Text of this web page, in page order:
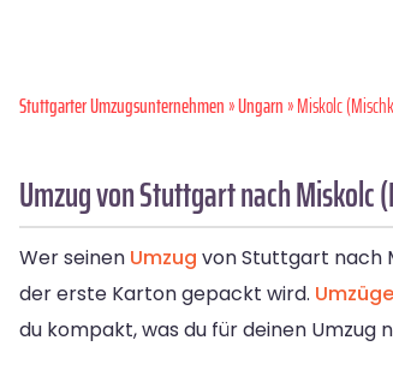
Stuttgarter Umzugsunternehmen»Ungarn» Miskolc
Umzug von Stuttgart nach
Wer seinen Umzug von Stuttgart nach
der erste Karton gepackt wird.
du kompakt, was du für deinen Umzug